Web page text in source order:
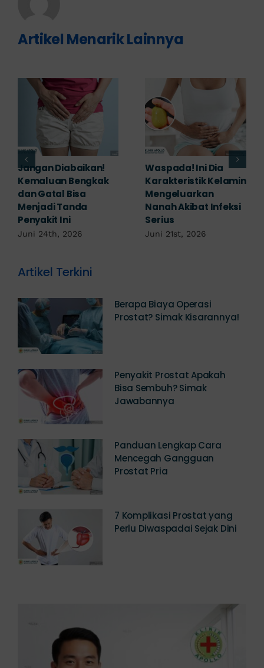
Artikel Menarik Lainnya
Banyak yang
Mengabaikan,
Padahal Habis
Berhubungan
Kemaluan Gatal Bisa
Jadi Tanda IMS!
Tampak Ringan,
Waspada Ini Gejala
Kutil Kelamin yang
Berbahaya!
Juni 14th, 2026
Berapa Biaya Operasi
Penyakit Prostat Apakah
Bisa Sembuh? Simak
Panduan Lengkap Cara
Mencegah Gangguan
7 Komplikasi Prostat yang